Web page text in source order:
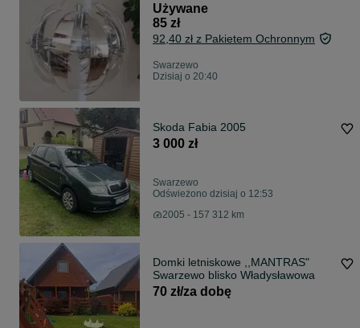
Używane
85 zł
92,40 zł z Pakietem Ochronnym
Swarzewo
Dzisiaj o 20:40
Skoda Fabia 2005
3 000 zł
Swarzewo
Odświeżono dzisiaj o 12:53
2005 - 157 312 km
Domki letniskowe ,,MANTRAS"
Swarzewo blisko Władysławowa
70 zł/za dobę